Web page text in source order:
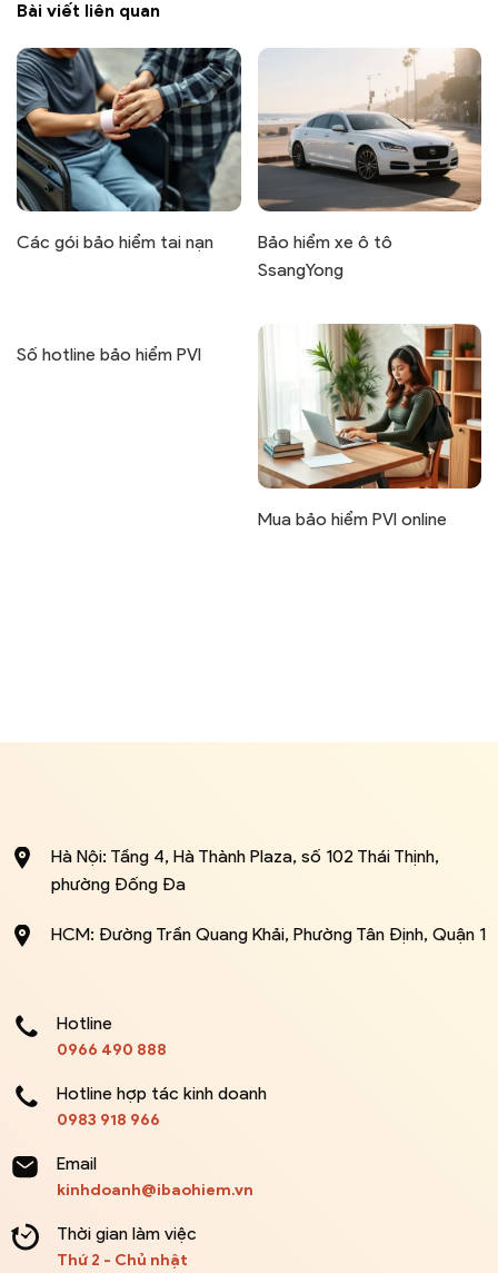
Bài viết liên quan
Các gói bảo hiểm tai nạn
Bảo hiểm xe ô tô
SsangYong
Số hotline bảo hiểm PVI
Mua bảo hiểm PVI online
Hà Nội: Tầng 4, Hà Thành Plaza, số 102 Thái Thịnh,
phường Đống Đa
HCM: Đường Trần Quang Khải, Phường Tân Định, Quận 1
Hotline
0966 490 888
Hotline hợp tác kinh doanh
0983 918 966
Email
kinhdoanh@ibaohiem.vn
Thời gian làm việc
Thứ 2 - Chủ nhật